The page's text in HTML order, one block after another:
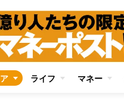
ライフ マネー